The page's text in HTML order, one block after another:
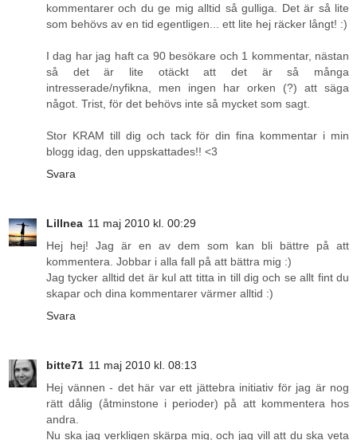
kommentarer och du ge mig alltid så gulliga. Det är så lite
som behövs av en tid egentligen... ett lite hej räcker långt! :)
I dag har jag haft ca 90 besökare och 1 kommentar, nästan
så det är lite otäckt att det är så många
intresserade/nyfikna, men ingen har orken (?) att säga
något. Trist, för det behövs inte så mycket som sagt.
Stor KRAM till dig och tack för din fina kommentar i min
blogg idag, den uppskattades!! <3
Svara
Lillnea 11 maj 2010 kl. 00:29
Hej hej! Jag är en av dem som kan bli bättre på att
kommentera. Jobbar i alla fall på att bättra mig :)
Jag tycker alltid det är kul att titta in till dig och se allt fint du
skapar och dina kommentarer värmer alltid :)
Svara
bitte71 11 maj 2010 kl. 08:13
Hej vännen - det här var ett jättebra initiativ för jag är nog
rätt dålig (åtminstone i perioder) på att kommentera hos
andra.
Nu ska jag verkligen skärpa mig, och jag vill att du ska veta